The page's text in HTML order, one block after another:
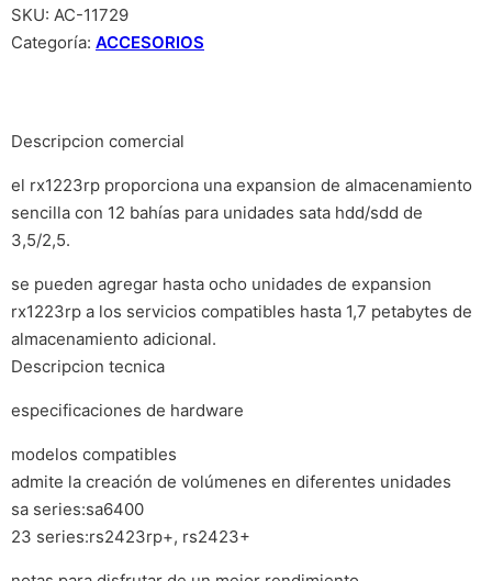
SKU: AC-11729
Categoría: ACCESORIOS
Descripcion comercial
el rx1223rp proporciona una expansion de almacenamiento
sencilla con 12 bahías para unidades sata hdd/sdd de
3,5/2,5.
se pueden agregar hasta ocho unidades de expansion
rx1223rp a los servicios compatibles hasta 1,7 petabytes de
almacenamiento adicional.
Descripcion tecnica
especificaciones de hardware
modelos compatibles
admite la creación de volúmenes en diferentes unidades
sa series:sa6400
23 series:rs2423rp+, rs2423+